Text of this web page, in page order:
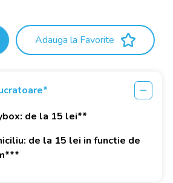
Adauga la Favorite
de la 15 lei**
de la 15 lei in functie de